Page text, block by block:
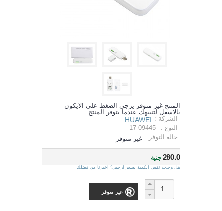
المنتج غير متوفر يرجي الضغط على الايكون
بالاسفل لتنبيهك عندما يتوفر المنتج
الشركة : HUAWEI
النوع :
17-09445
حالة التوفر : غير متوفر
280.0جنية
هل وجدت نفس الكمية بسعر ارخص؟ اخبرنا من فضلك
غير متوفر